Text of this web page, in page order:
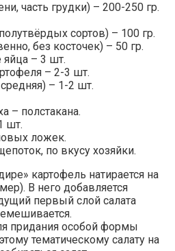
часть грудки) – 200-250 гр.
сортов) – 100 гр.
без косточек) – 50 гр.
– 3 шт.
– 2-3 шт.
– 1-2 шт.
– полстакана.
шт.
ложек.
по вкусу хозяйки.
картофель натирается на
В него добавляется
первый слой салата
придания особой формы
тематическому салату на